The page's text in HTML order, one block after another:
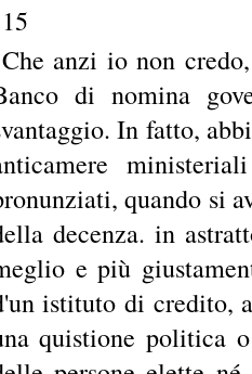
15
Che anzi io non
di nomina
In fatto,
quando si
decenza. in
e più
istituto di credito,
quistione politica